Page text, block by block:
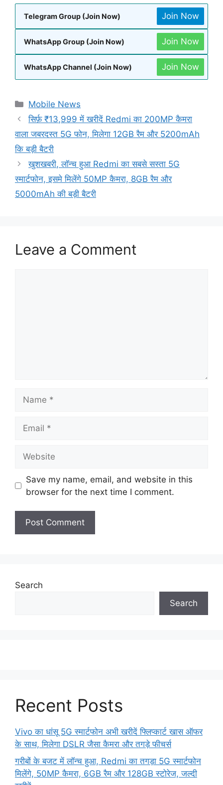
Telegram Group (Join Now) Join Now
WhatsApp Group (Join Now) Join Now
WhatsApp Channel (Join Now) Join Now
Categories
Mobile News
सिर्फ़ ₹13,999 में खरीदें Redmi का 200MP कैमरा
वाला जबरदस्त 5G फोन, मिलेगा 12GB रैम और 5200mAh
कि बड़ी बैटरी
खुशखबरी, लॉन्च हुआ Redmi का सबसे सस्ता 5G
स्मार्टफोन, इसमे मिलेंगे 50MP कैमरा, 8GB रैम और
5000mAh की बड़ी बैटरी
Leave a Comment
Save my name, email, and website in this
browser for the next time I comment.
Search
Search
Recent Posts
Vivo का धांसू 5G स्मार्टफोन अभी खरीदें फ्लिप्कार्ट खास ऑफर
के साथ, मिलेगा DSLR जैसा कैमरा और तगड़े फीचर्स
गरीबों के बजट में लॉन्च हुआ, Redmi का तगड़ा 5G स्मार्टफोन
मिलेंगे, 50MP कैमरा, 6GB रैम और 128GB स्टोरेज, जल्दी